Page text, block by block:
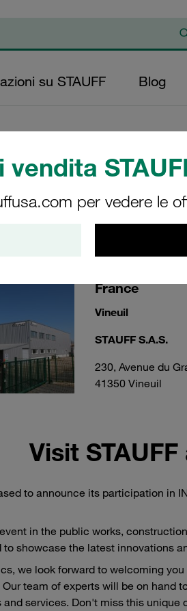
per vedere le
su STAUFF Blog
and Public Works
France
Vineuil
STAUFF S.A.S.
230, Avenue du
41350 Vineuil
Visit
to announce its participation in
in the public works,
showcase the latest innovations
we look forward to welcoming
team of experts will be on hand
services. Don't miss this